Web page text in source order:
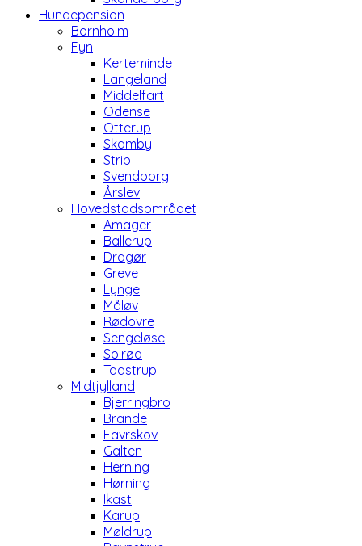
Hundepension
Bornholm
Fyn
Kerteminde
Langeland
Middelfart
Odense
Otterup
Skamby
Strib
Svendborg
Årslev
Hovedstadsområdet
Amager
Ballerup
Dragør
Greve
Lynge
Måløv
Rødovre
Sengeløse
Solrød
Taastrup
Midtjylland
Bjerringbro
Brande
Favrskov
Galten
Herning
Hørning
Ikast
Karup
Møldrup